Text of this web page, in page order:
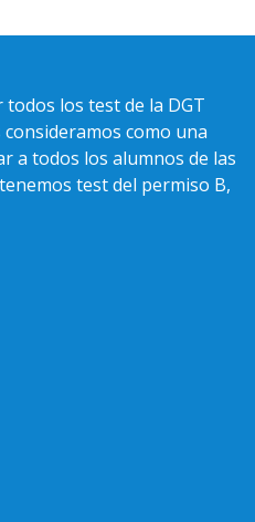
los test de la DGT
como una
a todos los alumnos de las
test del permiso B,